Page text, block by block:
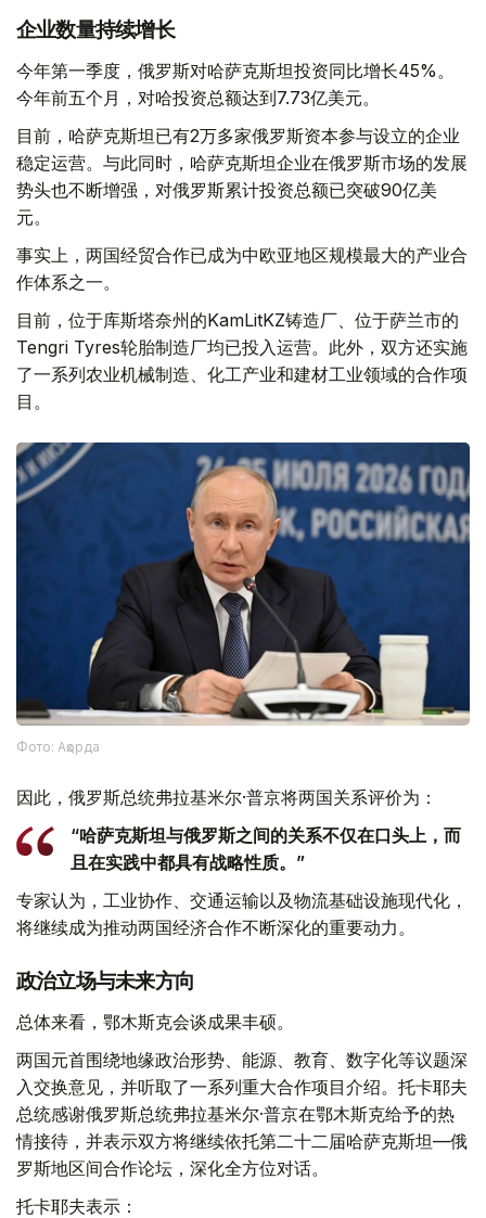
企业数量持续增长
今年第一季度，俄罗斯对哈萨克斯坦投资同比增长45%。
今年前五个月，对哈投资总额达到7.73亿美元。
目前，哈萨克斯坦已有2万多家俄罗斯资本参与设立的企业
稳定运营。与此同时，哈萨克斯坦企业在俄罗斯市场的发展
势头也不断增强，对俄罗斯累计投资总额已突破90亿美
元。
事实上，两国经贸合作已成为中欧亚地区规模最大的产业合
作体系之一。
目前，位于库斯塔奈州的KamLitKZ铸造厂、位于萨兰市的
Tengri Tyres轮胎制造厂均已投入运营。此外，双方还实施
了一系列农业机械制造、化工产业和建材工业领域的合作项
目。
Фото: Ақорда
因此，俄罗斯总统弗拉基米尔·普京将两国关系评价为：
“哈萨克斯坦与俄罗斯之间的关系不仅在口头上，而
且在实践中都具有战略性质。”
专家认为，工业协作、交通运输以及物流基础设施现代化，
将继续成为推动两国经济合作不断深化的重要动力。
政治立场与未来方向
总体来看，鄂木斯克会谈成果丰硕。
两国元首围绕地缘政治形势、能源、教育、数字化等议题深
入交换意见，并听取了一系列重大合作项目介绍。托卡耶夫
总统感谢俄罗斯总统弗拉基米尔·普京在鄂木斯克给予的热
情接待，并表示双方将继续依托第二十二届哈萨克斯坦—俄
罗斯地区间合作论坛，深化全方位对话。
托卡耶夫表示：